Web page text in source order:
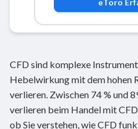
CFD sind komplexe
Hebelwirkung mit dem hohen
verlieren. Zwischen 74 % und
verlieren beim Handel mit
ob Sie verstehen, wie CFD